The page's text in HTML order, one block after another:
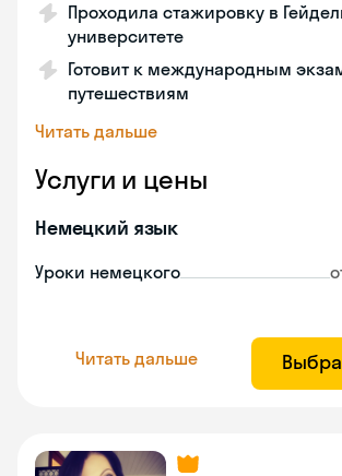
Проходила стажировку в
университете
Готовит к международным
путешествиям
Читать дальше
Услуги и цены
Немецкий язык
Уроки немецкого
Читать дальше